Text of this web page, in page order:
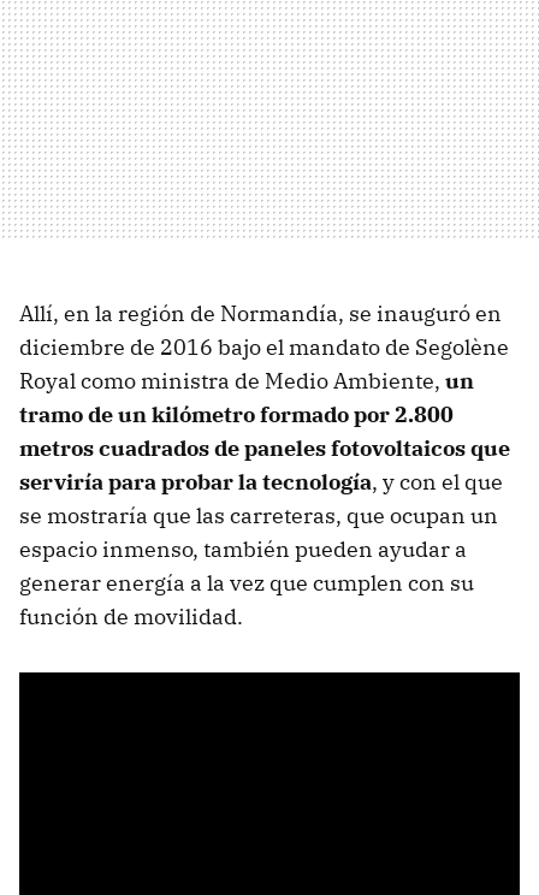
Allí, en la región de Normandía, se inauguró en
diciembre de 2016 bajo el mandato de Segolène
Royal como ministra de Medio Ambiente, un
tramo de un kilómetro formado por 2.800
metros cuadrados de paneles fotovoltaicos que
serviría para probar la tecnología, y con el que
se mostraría que las carreteras, que ocupan un
espacio inmenso, también pueden ayudar a
generar energía a la vez que cumplen con su
función de movilidad.